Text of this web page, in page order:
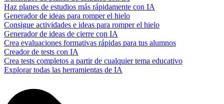
Haz planes de estudios más rápidamente con IA
Generador de ideas para romper el hielo
Consigue actividades e ideas para romper el hielo
Generador de ideas de cierre con IA
Crea evaluaciones formativas rápidas para tus alumnos
Creador de tests con IA
Crea tests completos a partir de cualquier tema educativo
Explorar todas las herramientas de IA